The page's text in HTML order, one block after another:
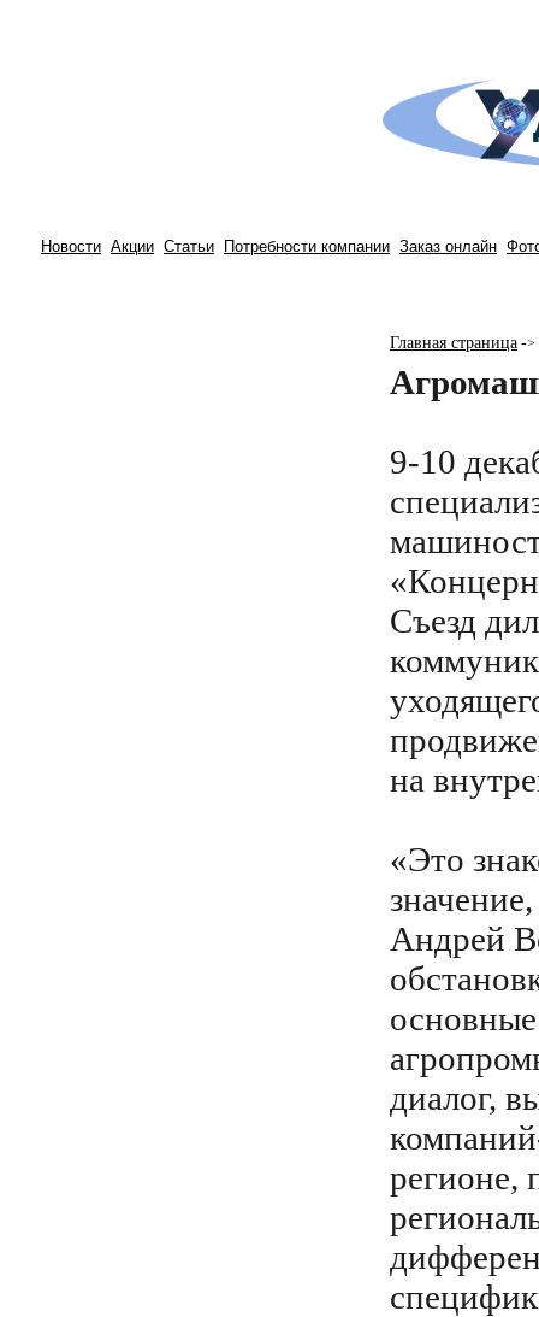
Новости Акции Статьи Потребности компании Заказ онлайн
Главная страница ->
9-10
Съезд
на
«Это
Андрей
диалог,
регионе,